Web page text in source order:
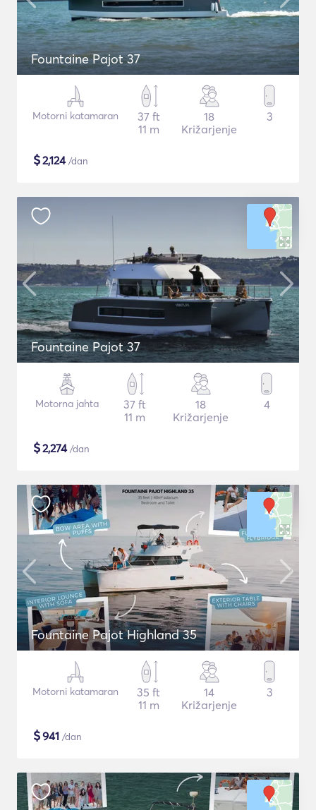
Fountaine Pajot 37
Motorni katamaran
37 ft
11 m
18
Križarjenje
3
$2,124/dan
Fountaine Pajot 37
Motorna jahta
37 ft
11 m
18
Križarjenje
4
$2,274/dan
Fountaine Pajot Highland 35
Motorni katamaran
35 ft
11 m
14
Križarjenje
3
$941 /dan